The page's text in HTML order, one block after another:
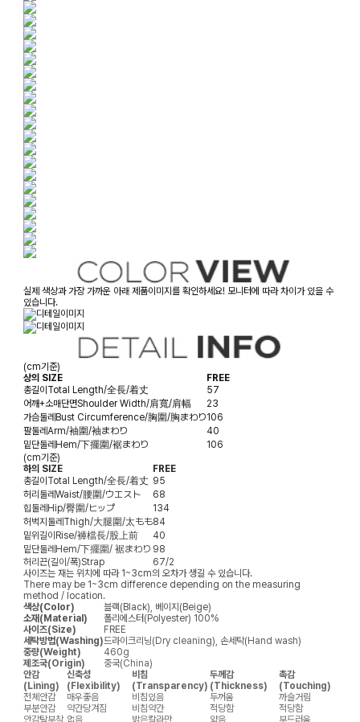
실제 색상과 가장 가까운 아래 제품이미지를 확인하세요! 모니터에 따라 차이가 있을 수
있습니다.
(cm기준)
상의 SIZE
FREE
총길이Total Length/全長/着丈
57
어깨+소매단면Shoulder Width/肩寬/肩幅
23
가슴둘레Bust Circumference/胸圍/胸まわり106
팔둘레Arm/袖圍/袖まわり
40
밑단둘레Hem/下擺圍/裾まわり
106
(cm기준)
하의 SIZE
FREE
총길이Total Length/全長/着丈 95
허리둘레Waist/腰圍/ウエスト
68
힙둘레Hip/臀圍/ヒップ
134
허벅지둘레Thigh/大腿圍/太もも84
밑위길이Rise/褲檔長/股上前
40
밑단둘레Hem/下擺圍/ 裾まわり 98
허리끈(길이/폭)Strap
67/2
사이즈는 재는 위치에 따라 1~3cm의 오차가 생길 수 있습니다.
There may be 1~3cm difference depending on the measuring
method / location.
색상(Color)
블랙(Black), 베이지(Beige)
소재(Material)
폴리에스터(Polyester) 100%
사이즈(Size)
FREE
세탁방법(Washing)드라이크리닝(Dry cleaning), 손세탁(Hand wash)
중량(Weight)
460g
제조국(Origin)
중국(China)
안감
(Lining)
신축성
(Flexibility)
비침
(Transparency)
두께감
(Thickness)
촉감
(Touching)
전체안감
매우좋음 비침있음 두꺼움
까슬거림
부분안감
약간당겨짐 비침약간 적당함
적당함
안감탈부착 없음 밝은칼라만 얇음 부드러움